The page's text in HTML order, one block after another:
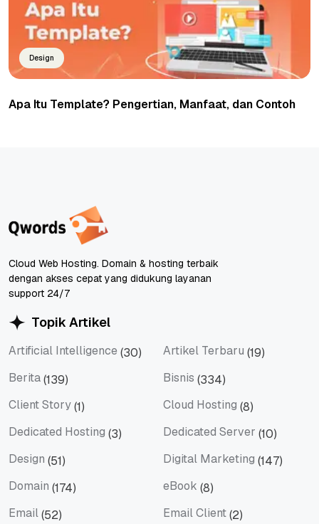
Design
Apa Itu Template? Pengertian, Manfaat, dan Contoh
Cloud Web Hosting. Domain & hosting terbaik
dengan akses cepat yang didukung layanan
support 24/7
Topik Artikel
Artificial Intelligence (30) Artikel Terbaru (19)
Berita(139) Bisnis (334)
Client Story(1) Cloud Hosting (8)
Dedicated Hosting (3) Dedicated Server (10)
Design (51) Digital Marketing (147)
Domain (174) eBook (8)
Email(52) Email Client(2)